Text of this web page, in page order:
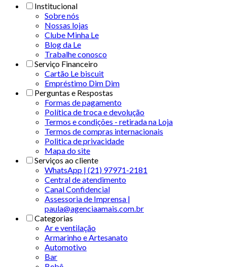
Institucional
Sobre nós
Nossas lojas
Clube Minha Le
Blog da Le
Trabalhe conosco
Serviço Financeiro
Cartão Le biscuit
Empréstimo Dim Dim
Perguntas e Respostas
Formas de pagamento
Política de troca e devolução
Termos e condições - retirada na Loja
Termos de compras internacionais
Politica de privacidade
Mapa do site
Serviços ao cliente
WhatsApp | (21) 97971-2181
Central de atendimento
Canal Confidencial
Assessoria de Imprensa |
paula@agenciaamais.com.br
Categorias
Ar e ventilação
Armarinho e Artesanato
Automotivo
Bar